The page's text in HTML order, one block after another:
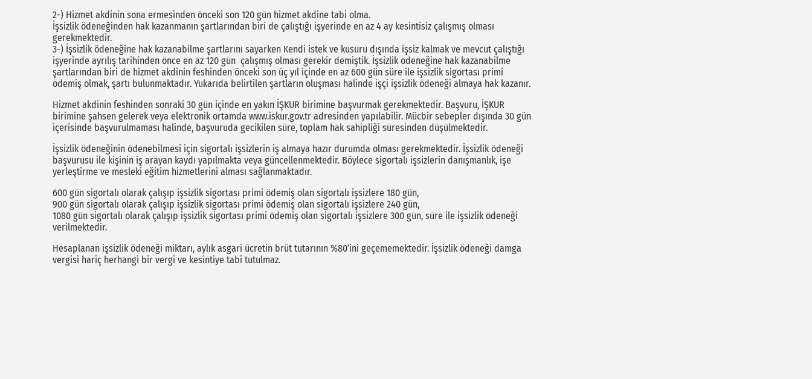
2-) Hizmet akdinin sona ermesinden önceki son 120 gün hizmet akdine tabi olma.
İşsizlik ödeneğinden hak kazanmanın şartlarından biri de çalıştığı işyerinde en az 4 ay kesintisiz çalışmış olması
gerekmektedir.
3-) İşsizlik ödeneğine hak kazanabilme şartlarını sayarken Kendi istek ve kusuru dışında işsiz kalmak ve mevcut çalıştığı
işyerinde ayrılış tarihinden önce en az 120 gün çalışmış olması gerekir demiştik. İşsizlik ödeneğine hak kazanabilme
şartlarından biri de hizmet akdinin feshinden önceki son üç yıl içinde en az 600 gün süre ile işsizlik sigortası primi
ödemiş olmak, şartı bulunmaktadır. Yukarıda belirtilen şartların oluşması halinde işçi işsizlik ödeneği almaya hak kazanır.
Hizmet akdinin feshinden sonraki 30 gün içinde en yakın İŞKUR birimine başvurmak gerekmektedir. Başvuru, İŞKUR
birimine şahsen gelerek veya elektronik ortamda www.iskur.gov.tr adresinden yapılabilir. Mücbir sebepler dışında 30 gün
içerisinde başvurulmaması halinde, başvuruda gecikilen süre, toplam hak sahipliği süresinden düşülmektedir.
İşsizlik ödeneğinin ödenebilmesi için sigortalı işsizlerin iş almaya hazır durumda olması gerekmektedir. İşsizlik ödeneği
başvurusu ile kişinin iş arayan kaydı yapılmakta veya güncellenmektedir. Böylece sigortalı işsizlerin danışmanlık, işe
yerleştirme ve mesleki eğitim hizmetlerini alması sağlanmaktadır.
600 gün sigortalı olarak çalışıp işsizlik sigortası primi ödemiş olan sigortalı işsizlere 180 gün,
900 gün sigortalı olarak çalışıp işsizlik sigortası primi ödemiş olan sigortalı işsizlere 240 gün,
1080 gün sigortalı olarak çalışıp işsizlik sigortası primi ödemiş olan sigortalı işsizlere 300 gün, süre ile işsizlik ödeneği
verilmektedir.
Hesaplanan işsizlik ödeneği miktarı, aylık asgari ücretin brüt tutarının %80’ini geçememektedir. İşsizlik ödeneği damga
vergisi hariç herhangi bir vergi ve kesintiye tabi tutulmaz.